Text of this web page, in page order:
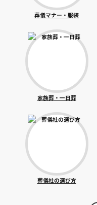
葬儀マナー・服装
家族葬・一日葬
葬儀社の選び方